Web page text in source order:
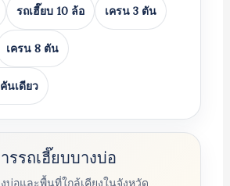
รถเฮี๊ยบ 10 ล้อ เครน 3 ตัน
เครน 8 ตัน
นเดียว
รรถเฮี๊ยบบางบ่อ
บ่อและพื้นที่ใกล้เคียงในจังหวัด